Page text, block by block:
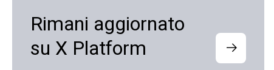
Rimani aggiornato
su X Platform